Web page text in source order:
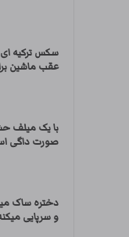
سکس ترکیه
عقب ماشین
با یک میلف
صورت داگی
دختره ساک
و سرپایی